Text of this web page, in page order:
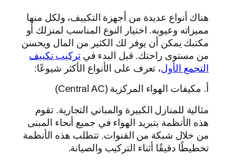
هناك أنواع عديدة من أجهزة التكييف، ولكل منها
مميزاته وعيوبه. اختيار النوع المناسب لمنزلك أو
مكتبك يمكن أن يوفر لك الكثير من المال ويحسن
من مستوى راحتك. قبل البدء فيتركيب تكييف
التجمع الأول، تعرف على الأنواع الأكثر شيوعًا:
أ. مكيفات الهواء المركزية (Central AC)
مثالية للمنازل الكبيرة والمباني التجارية. تقوم
هذه الأنظمة بتبريد الهواء في جميع أنحاء المبنى
من خلال شبكة من القنوات. تتطلب هذه الأنظمة
تخطيطًا دقيقًا أثناء التركيب والصيانة.